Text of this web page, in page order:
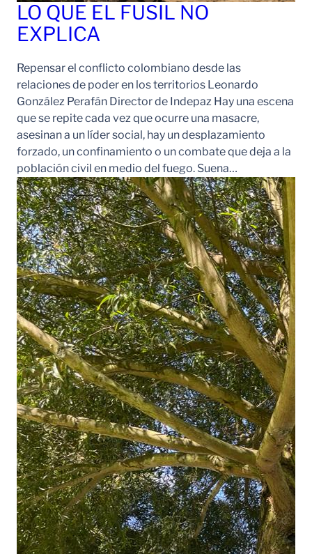
LO QUE EL FUSIL NO
EXPLICA
Repensar el conflicto colombiano desde las
relaciones de poder en los territorios Leonardo
González Perafán Director de Indepaz Hay una escena
que se repite cada vez que ocurre una masacre,
asesinan a un líder social, hay un desplazamiento
forzado, un confinamiento o un combate que deja a la
población civil en medio del fuego. Suena…